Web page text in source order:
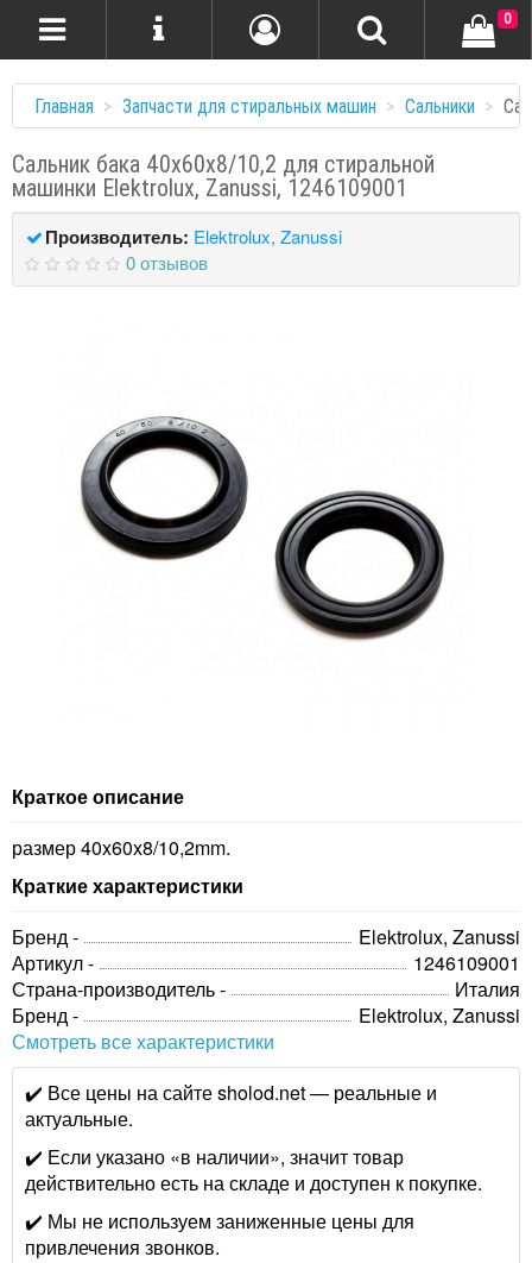
0
Главная Запчасти для стиральных машин Сальники
Сальник бака 40x60x8/10,2 для стиральной
машинки Elektrolux, Zanussi, 1246109001
Производитель: Elektrolux, Zanussi
0 отзывов
Краткое описание
размер 40x60x8/10,2mm.
Краткие характеристики
Бренд -
Elektrolux, Zanussi
Артикул -
1246109001
Страна-производитель -
Италия
Бренд -
Elektrolux, Zanussi
Смотреть все характеристики
✔️ Все цены на сайте sholod.net — реальные и
актуальные.
✔️ Если указано «в наличии», значит товар
действительно есть на складе и доступен к покупке.
✔️ Мы не используем заниженные цены для
привлечения звонков.